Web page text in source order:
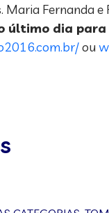
Maria Fernanda
último dia
ou